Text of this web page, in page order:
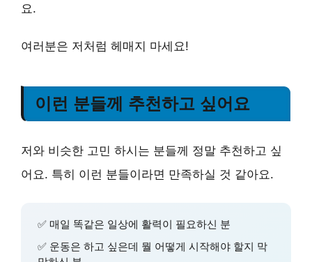
요.
여러분은 저처럼 헤매지 마세요!
이런 분들께 추천하고 싶어요
저와 비슷한 고민 하시는 분들께 정말 추천하고 싶
어요. 특히 이런 분들이라면 만족하실 것 같아요.
✅ 매일 똑같은 일상에 활력이 필요하신 분
✅ 운동은 하고 싶은데 뭘 어떻게 시작해야 할지 막